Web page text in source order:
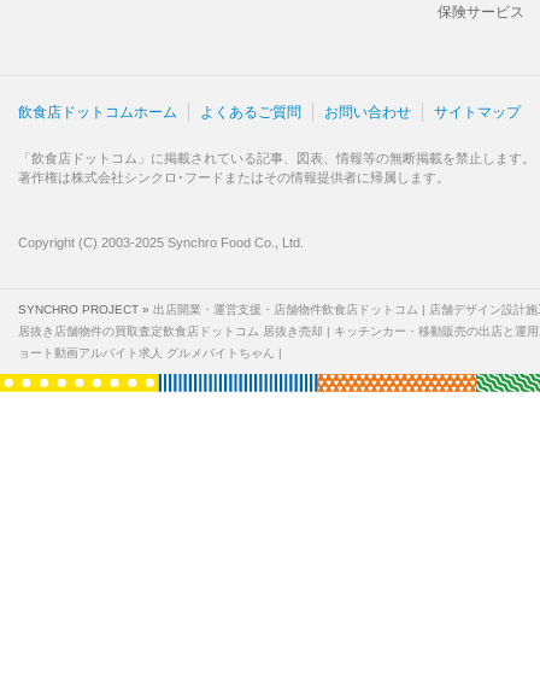
保険サービス
飲食店ドットコムホーム よくあるご質問 お問い合わせ サイトマップ
「飲食店ドットコム」に掲載されている記事、図表、情報等の無断掲載を禁止します。
著作権は株式会社シンクロ･フードまたはその情報提供者に帰属します。
Copyright (C) 2003-2025 Synchro Food Co., Ltd.
SYNCHRO PROJECT » 出店開業・運営支援・店舗物件飲食店ドットコム
店舗デザイン設計
居抜き店舗物件の買取査定飲食店ドットコム 居抜き売却
キッチンカー・移動販売の出店と運
ョート動画アルバイト求人 グルメバイトちゃん